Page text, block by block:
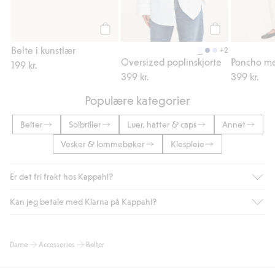
Belte i kunstlær
199 kr.
+2
Oversized poplinskjorte
399 kr.
Poncho
399 kr.
Populære kategorier
Belter Solbriller Luer, hatter & caps
Annet
Vesker & lommebøker
Klespleie
Er det fri frakt hos Kappahl?
Som medlem i Kappahl Club har du alltid gratis frakt til butikk,
automatisk etter at du har logget inn og er identifisert som
Kan jeg betale med Klarna på Kappahl?
og andre betalingsmåter.
Dame Accessories Belter